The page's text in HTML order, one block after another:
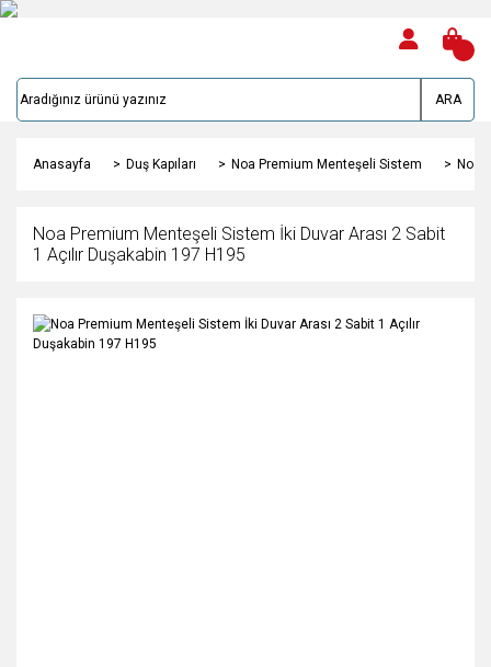
ARA
Anasayfa Duş Kapıları Noa Premium Menteşeli Sistem Noa
Noa Premium Menteşeli Sistem İki Duvar Arası 2 Sabit
1 Açılır Duşakabin 197 H195